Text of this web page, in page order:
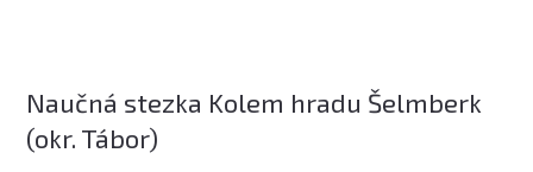
Naučná stezka Kolem hradu Šelmberk
(okr. Tábor)